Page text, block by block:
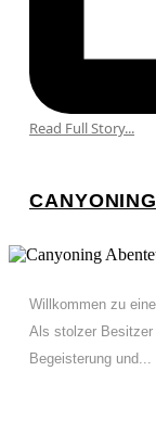
Read Full Story...
Willkommen zu
Als stolzer Besitzer
Begeisterung und...